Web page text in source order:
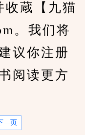
蔵【九猫
。我们将
议你注册
阅读更方
—页